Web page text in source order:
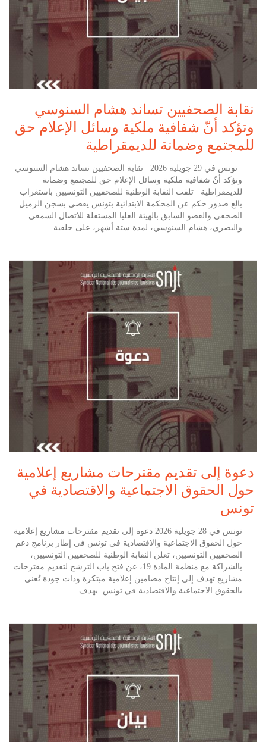
نقابة الصحفيين تساند هشام السنوسي
وتؤكد أنّ شفافية ملكية وسائل الإعلام حق
للمجتمع وضمانة للديمقراطية
تونس في 29 جويلية 2026 نقابة الصحفيين تساند هشام السنوسي
وتؤكد أنّ شفافية ملكية وسائل الإعلام حق للمجتمع وضمانة
للديمقراطية تلقت النقابة الوطنية للصحفيين التونسيين باستغراب
بالغ صدور حكم عن المحكمة الابتدائية بتونس يقضي بسجن الزميل
الصحفي والعضو السابق بالهيئة العليا المستقلة للاتصال السمعي
والبصري، هشام السنوسي، لمدة ستة أشهر، على خلفية…
دعوة إلى تقديم مقترحات مشاريع إعلامية
حول الحقوق الاجتماعية والاقتصادية في
تونس
تونس في 28 جويلية 2026 دعوة إلى تقديم مقترحات مشاريع إعلامية
حول الحقوق الاجتماعية والاقتصادية في تونس في إطار برنامج دعم
الصحفيين التونسيين، تعلن النقابة الوطنية للصحفيين التونسيين،
بالشراكة مع منظمة المادة 19، عن فتح باب الترشح لتقديم مقترحات
مشاريع تهدف إلى إنتاج مضامين إعلامية مبتكرة وذات جودة تُعنى
بالحقوق الاجتماعية والاقتصادية في تونس. يهدف…